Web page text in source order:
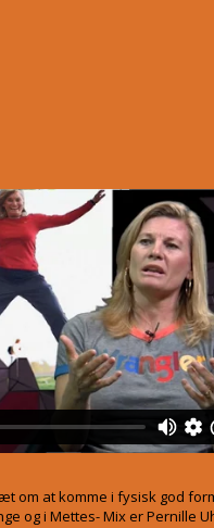
om at komme i fysisk god
og i Mettes- Mix er Pernille